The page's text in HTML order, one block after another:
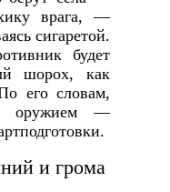
врага, —
сигаретой.
будет
шорох, как
его словам,
оружием —
и грома